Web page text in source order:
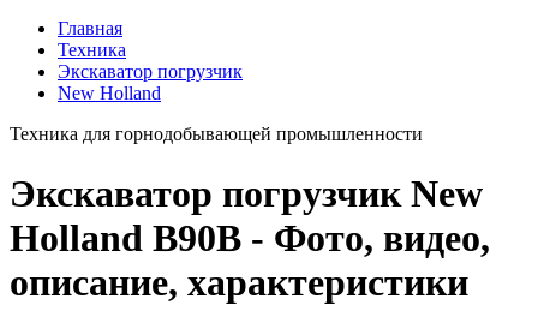
Главная
Техника
Экскаватор погрузчик
New Holland
Техника для горнодобывающей промышленности
Экскаватор погрузчик New
Holland B90B - Фото, видео,
описание, характеристики